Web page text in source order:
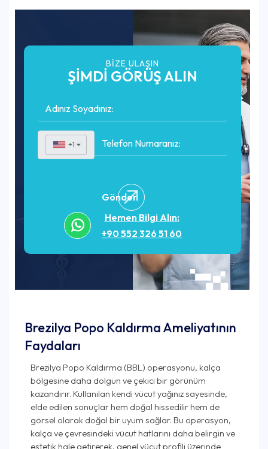
BIZE ULAŞIN
ŞİMDİ GÖRÜŞ ALIN
+1 ▼
Gönder
Hemen Bilgi Alın:
+90 552 326 51 60
Brezilya Popo Kaldırma Ameliyatının
Faydaları
Brezilya Popo Kaldırma (BBL) operasyonu, kalça
bölgesine daha dolgun ve çekici bir görünüm
kazandırır. Kullanılan kendi vücut yağınız sayesinde,
elde edilen sonuçlar hem doğal hissedilir hem de
görsel olarak doğal bir uyum sağlar. Bu operasyon,
kalça ve çevresindeki vücut hatlarını daha belirgin ve
estetik hale getirerek, genel vücut profili üzerinde